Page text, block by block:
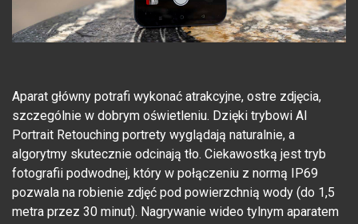
Aparat główny potrafi wykonać atrakcyjne, ostre zdjęcia,
szczególnie w dobrym oświetleniu. Dzięki trybowi AI
Portrait Retouching portrety wyglądają naturalnie, a
algorytmy skutecznie odcinają tło. Ciekawostką jest tryb
fotografii podwodnej, który w połączeniu z normą IP69
pozwala na robienie zdjęć pod powierzchnią wody (do 1,5
metra przez 30 minut). Nagrywanie wideo tylnym aparatem